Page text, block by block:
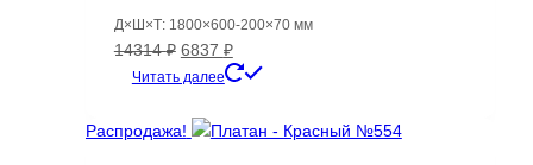
Д×Ш×Т: 1800×600-200×70 мм
14314₽ Первоначальная
цена
14314 ₽.
6837 ₽Текущая
цена:
Читать далее
Распродажа!